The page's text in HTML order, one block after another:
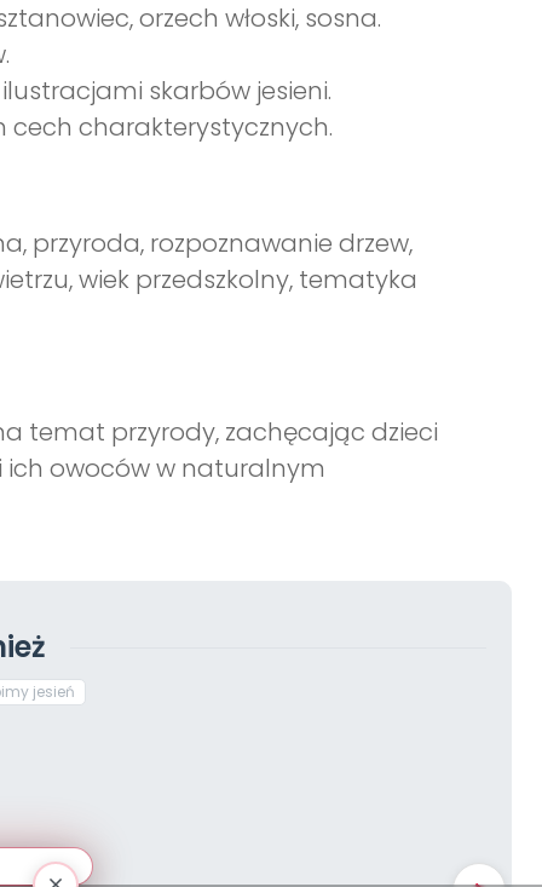
orzech włoski, sosna.
skarbów jesieni.
cech charakterystycznych.
przyroda, rozpoznawanie drzew,
wiek przedszkolny, tematyka
temat przyrody, zachęcając dzieci
ich owoców w naturalnym
jesień